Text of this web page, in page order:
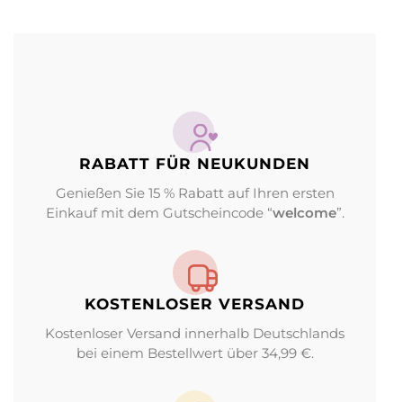
RABATT FÜR NEUKUNDEN
Genießen Sie 15 % Rabatt auf Ihren ersten
Einkauf mit dem Gutscheincode “welcome”.
KOSTENLOSER VERSAND
Kostenloser Versand innerhalb Deutschlands
bei einem Bestellwert über 34,99 €.